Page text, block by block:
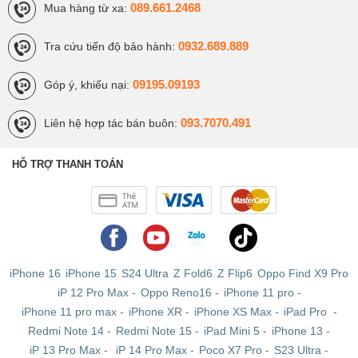
iPhone 6S Plus Chưa Active
Được nhập về từ các thị trường như Mĩ, Nhật, iPhone 6S
Plus Chưa Active là những chiếc máy mới hoàn toàn
100%, cũng như khi Active bạn sẽ nhận được chế độ bảo
hành Apple 1 đổi 1 toàn cầu. Khi mua bạn sẽ nhận được
máy trần nguyên seal cùng bộ phụ kiện zin đảm bảo chất
Mua hàng từ xa: 089.661.2468
Tra cứu tiến độ bảo hành: 0932.689.889
Góp ý, khiếu nại: 09195.09193
Liên hệ hợp tác bán buôn: 093.7070.491
HỖ TRỢ THANH TOÁN
iPhone 16 iPhone 15 S24 Ultra Z Fold6 Z Flip6 Oppo Find X9 Pro
iP 12 Pro Max- Oppo Reno16 - iPhone 11 pro-
iPhone 11 pro max- iPhone XR - iPhone XS Max- iPad Pro -
Redmi Note 14 - Redmi Note 15 - iPad Mini 5 - iPhone 13 -
iP 13 Pro Max - iP 14 Pro Max - Poco X7 Pro - S23 Ultra -